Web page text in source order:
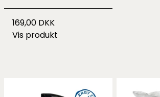
169,00 DKK
Vis produkt